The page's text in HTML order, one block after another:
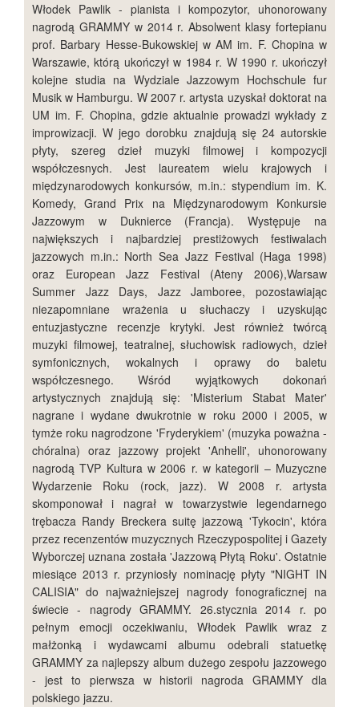
Włodek Pawlik - pianista i kompozytor, uhonorowany
nagrodą GRAMMY w 2014 r. Absolwent klasy fortepianu
prof. Barbary Hesse-Bukowskiej w AM im. F. Chopina w
Warszawie, którą ukończył w 1984 r. W 1990 r. ukończył
kolejne studia na Wydziale Jazzowym Hochschule fur
Musik w Hamburgu. W 2007 r. artysta uzyskał doktorat na
UM im. F. Chopina, gdzie aktualnie prowadzi wykłady z
improwizacji. W jego dorobku znajdują się 24 autorskie
płyty, szereg dzieł muzyki filmowej i kompozycji
współczesnych. Jest laureatem wielu krajowych i
międzynarodowych konkursów, m.in.: stypendium im. K.
Komedy, Grand Prix na Międzynarodowym Konkursie
Jazzowym w Duknierce (Francja). Występuje na
największych i najbardziej prestiżowych festiwalach
jazzowych m.in.: North Sea Jazz Festival (Haga 1998)
oraz European Jazz Festival (Ateny 2006),Warsaw
Summer Jazz Days, Jazz Jamboree, pozostawiając
niezapomniane wrażenia u słuchaczy i uzyskując
entuzjastyczne recenzje krytyki. Jest również twórcą
muzyki filmowej, teatralnej, słuchowisk radiowych, dzieł
symfonicznych, wokalnych i oprawy do baletu
współczesnego. Wśród wyjątkowych dokonań
artystycznych znajdują się: 'Misterium Stabat Mater'
nagrane i wydane dwukrotnie w roku 2000 i 2005, w
tymże roku nagrodzone 'Fryderykiem' (muzyka poważna -
chóralna) oraz jazzowy projekt 'Anhelli', uhonorowany
nagrodą TVP Kultura w 2006 r. w kategorii – Muzyczne
Wydarzenie Roku (rock, jazz). W 2008 r. artysta
skomponował i nagrał w towarzystwie legendarnego
trębacza Randy Breckera suitę jazzową 'Tykocin', która
przez recenzentów muzycznych Rzeczypospolitej i Gazety
Wyborczej uznana została 'Jazzową Płytą Roku'. Ostatnie
miesiące 2013 r. przyniosły nominację płyty "NIGHT IN
CALISIA" do najważniejszej nagrody fonograficznej na
świecie - nagrody GRAMMY. 26.stycznia 2014 r. po
pełnym emocji oczekiwaniu, Włodek Pawlik wraz z
małżonką i wydawcami albumu odebrali statuetkę
GRAMMY za najlepszy album dużego zespołu jazzowego
- jest to pierwsza w historii nagroda GRAMMY dla
polskiego jazzu.